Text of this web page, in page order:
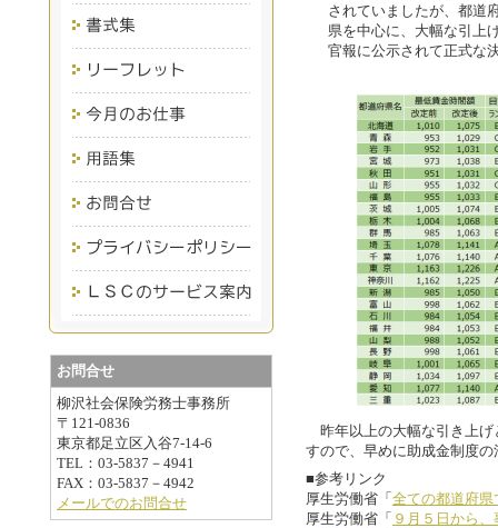
されていましたが、都道
県を中心に、大幅な引上
官報に公示されて正式な
昨年以上の大幅な引き上げ
すので、早めに助成金制度
■参考リンク
厚生労働省「全ての都道府
厚生労働省「 ９月５日から
お問合せ
柳沢社会保険労務士事務所
〒121-0836
東京都足立区入谷7-14-6
TEL：03-5837－4941
FAX：03-5837－4942
メールでのお問合せ